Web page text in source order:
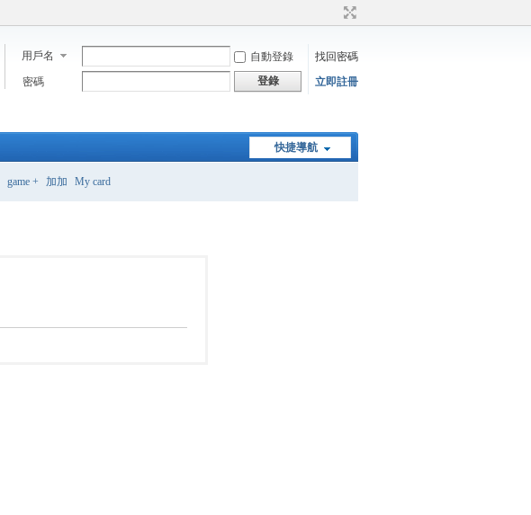
用戶名 自動登錄
找回密碼
密碼
登錄 立即註冊
快捷導航
game + 加加 My card